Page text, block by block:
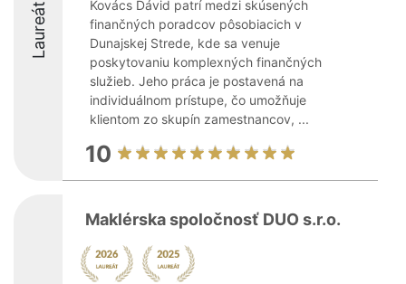
Laureáti
Kovács Dávid patrí medzi skúsených
finančných poradcov pôsobiacich v
Dunajskej Strede, kde sa venuje
poskytovaniu komplexných finančných
služieb. Jeho práca je postavená na
individuálnom prístupe, čo umožňuje
klientom zo skupín zamestnancov, ...
10
Maklérska spoločnosť DUO s.r.o.